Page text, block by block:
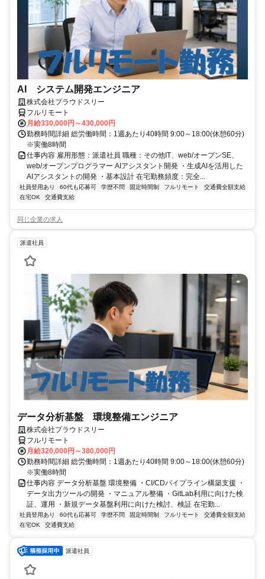
AI システム開発エンジニア
株式会社プラウドスリー
フルリモート
月給330,000円～430,000円
勤務時間詳細 総労働時間：1週あたり40時間 9:00～18:00(休憩60分)
※実働8時間
仕事内容 雇用形態：派遣社員 職種：その他IT、web/オープンSE、
web/オープンプログラマー AIアシスタント開発 ・生成AIを活用した
AIアシスタントの開発 ・基本設計 在宅勤務頻度：完全...
社員登用あり 60代も応募可 学歴不問 固定時間制 フルリモート
交通費全額支給
在宅OK
交通費支給
同じ企業の求人
派遣社員
データ分析基盤 環境整備エンジニア
株式会社プラウドスリー
フルリモート
月給320,000円～380,000円
勤務時間詳細 総労働時間：1週あたり40時間 9:00～18:00(休憩60分)
※実働8時間
仕事内容 データ分析基盤 環境整備 ・CI/CDパイプライン構築支援 ・
データ出力ツールの開発 ・マニュアル整備 ・GitLab利用に向けた検
証、運用 ・新規データ基盤利用に向けた検討、検証 在宅勤...
社員登用あり 60代も応募可 学歴不問 固定時間制 フルリモート
交通費全額支給
在宅OK
交通費支給
派遣社員